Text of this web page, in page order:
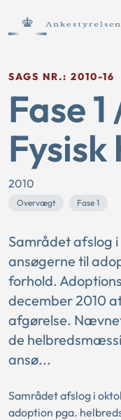
SAGS NR.: 2010-16
Fase
2010
Overvægt Fase 1
Samrådet afslog
ansøgerne til
forhold.
december 2010
afgørelse.
de
ansø...
Samrådet afslog i
adoption pga.